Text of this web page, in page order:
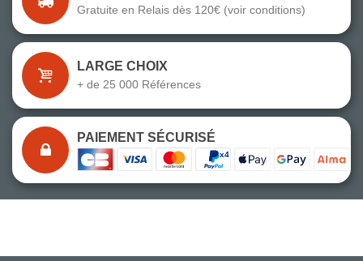
Gratuite en Relais dès 120€ (voir conditions)
LARGE CHOIX
+ de 25 000 Références
PAIEMENT SÉCURISÉ